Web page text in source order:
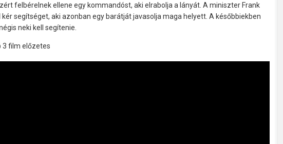
felbérelnek ellene egy kommandóst, aki elrabolja a lányát. A miniszter Frank
kér segítséget, aki azonban egy barátját javasolja maga helyett. A későbbiekben
neki kell segítenie.
3 film előzetes